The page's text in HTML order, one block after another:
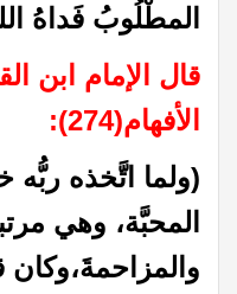
المطْلُوبُ فَداهُ
قال الإمام ابن
الأفهام(274):
(ولما اتَّخذه ربُّه
المحبَّة، وهي